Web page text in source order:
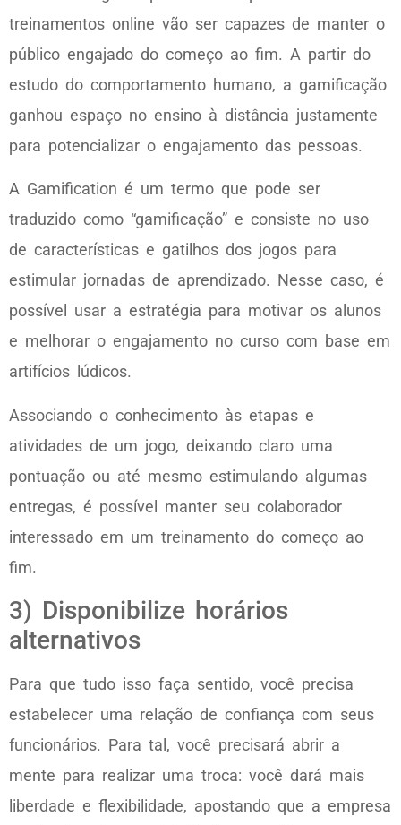
treinamentos online vão ser capazes de manter o
público engajado do começo ao fim. A partir do
estudo do comportamento humano, a gamificação
ganhou espaço no ensino à distância justamente
para potencializar o engajamento das pessoas.
A Gamification é um termo que pode ser
traduzido como “gamificação” e consiste no uso
de características e gatilhos dos jogos para
estimular jornadas de aprendizado. Nesse caso, é
possível usar a estratégia para motivar os alunos
e melhorar o engajamento no curso com base em
artifícios lúdicos.
Associando o conhecimento às etapas e
atividades de um jogo, deixando claro uma
pontuação ou até mesmo estimulando algumas
entregas, é possível manter seu colaborador
interessado em um treinamento do começo ao
fim.
3) Disponibilize horários
alternativos
Para que tudo isso faça sentido, você precisa
estabelecer uma relação de confiança com seus
funcionários. Para tal, você precisará abrir a
mente para realizar uma troca: você dará mais
liberdade e flexibilidade, apostando que a empresa